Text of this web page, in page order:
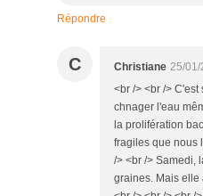
Répondre
C Christiane 25/01/
<br /> <br />
chnager l'eau
la prolifération
fragiles que nous
/> <br /> Samedi,
graines. Mais elle